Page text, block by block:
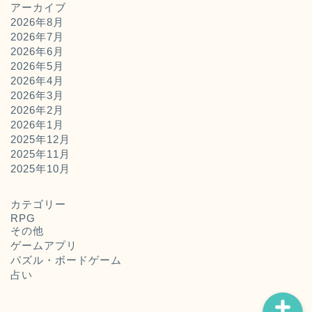
アーカイブ
2026年8月
2026年7月
2026年6月
2026年5月
2026年4月
2026年3月
2026年2月
2026年1月
2025年12月
2025年11月
2025年10月
カテゴリー
RPG
その他
ゲームアプリ
パズル・ボードゲーム
占い